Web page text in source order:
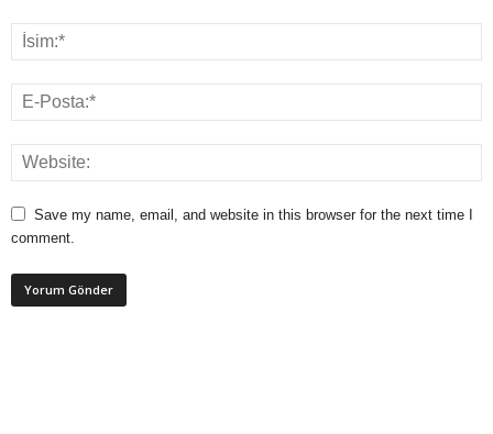
Save my name, email, and website in this browser for the next time I
comment.